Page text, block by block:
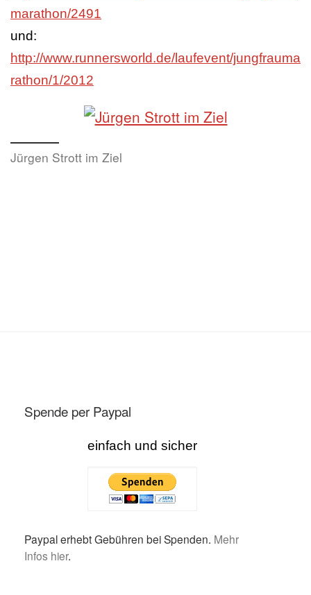
marathon/2491
und:
http://www.runnersworld.de/laufevent/jungfrauma
rathon/1/2012
Jürgen Strott im Ziel
Spende per Paypal
einfach und sicher
Paypal erhebt Gebühren bei Spenden. Mehr
Infos hier.